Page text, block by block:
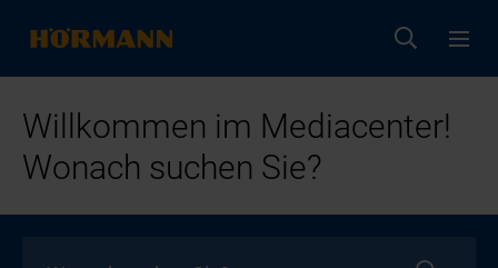
Willkommen im Mediacenter!
Wonach suchen Sie?